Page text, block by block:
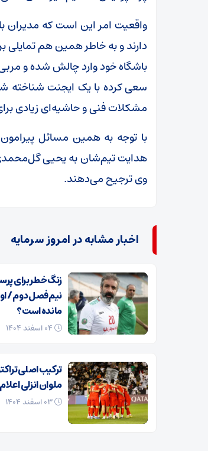
واقعیت امر این است که
دارند و به خاطر همین هم تمایلی
باشگاه خود وارد چالش شده و
سعی کرده با یک ایجنت شناخته
مشکلات فنی و حاشیه‌ای زیادی
با توجه به همین مسائل
هدایت تیم‌شان به یحیی
وی ترجیح می‌دهند.
اخبار مشابه در امروز سرمایه
زنگ خطر برای
نیم‌فصل دوم /
مانده است؟
ترکیب اصلی
ملوان انزلی